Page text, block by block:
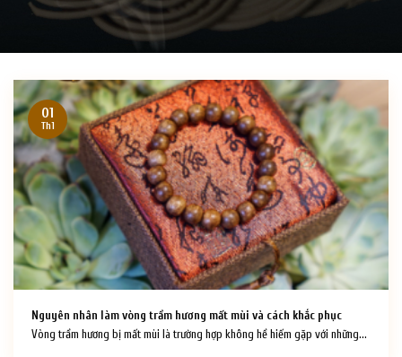
Nguyên nhân làm vòng trầm hương mất mùi và cách khắc phục
Vòng trầm hương bị mất mùi là trường hợp không hề hiếm gặp với những...
01
Th1